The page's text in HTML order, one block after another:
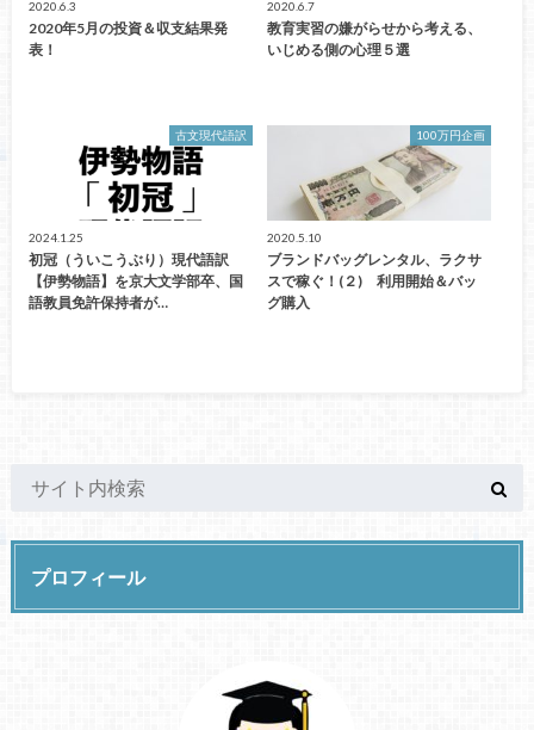
2020.6.3
2020年5月の投資＆収支結果発
表！
2020.6.7
教育実習の嫌がらせから考える、
いじめる側の心理５選
古文現代語訳
2024.1.25
初冠（ういこうぶり）現代語訳
【伊勢物語】を京大文学部卒、国
語教員免許保持者が…
100万円企画
2020.5.10
ブランドバッグレンタル、ラクサ
スで稼ぐ！(２) 利用開始＆バッ
グ購入
プロフィール